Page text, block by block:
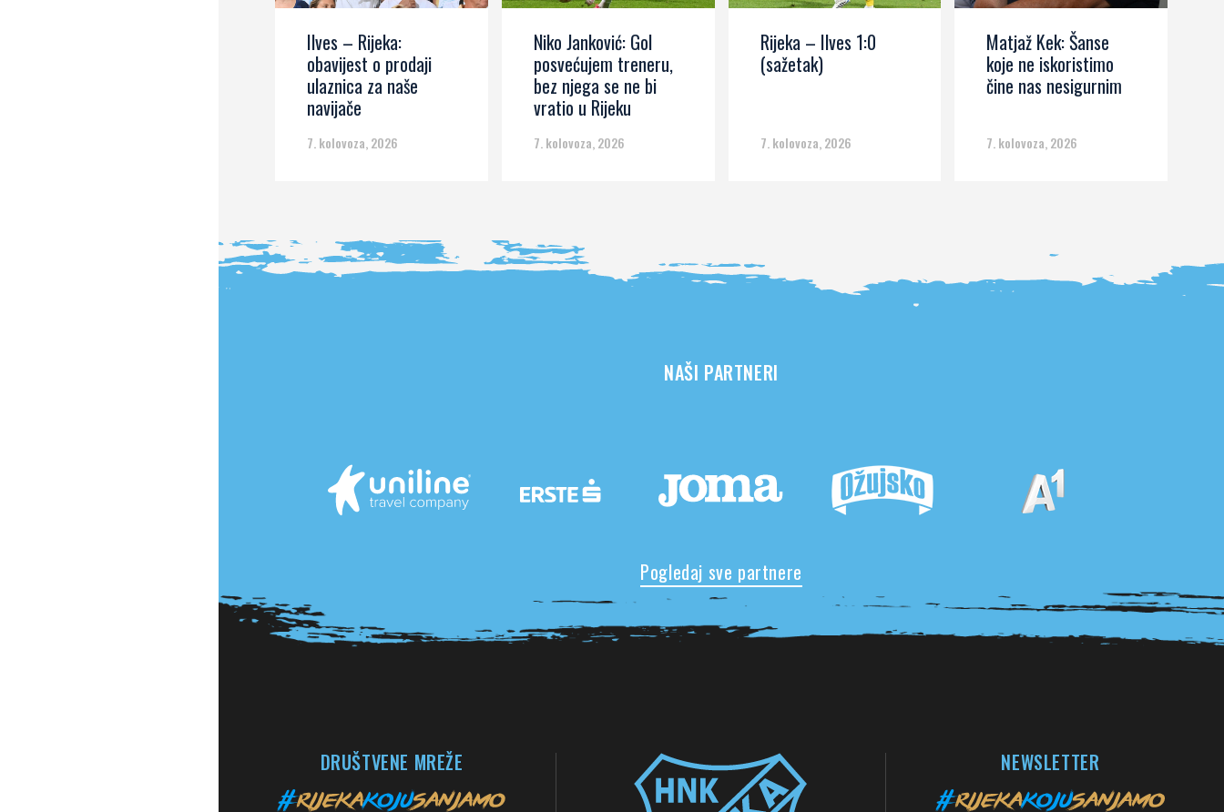
Ilves – Rijeka:
obavijest o prodaji
ulaznica za naše
navijače
7. kolovoza, 2026
Niko Janković: Gol
posvećujem treneru,
bez njega se ne bi
vratio u Rijeku
7. kolovoza, 2026
Rijeka – Ilves 1:0
(sažetak)
7. kolovoza, 2026
Matjaž Kek: Šanse
koje ne iskoristimo
čine nas nesigurnim
7. kolovoza, 2026
NAŠI PARTNERI
Pogledaj sve partnere
DRUŠTVENE MREŽE NEWSLETTER